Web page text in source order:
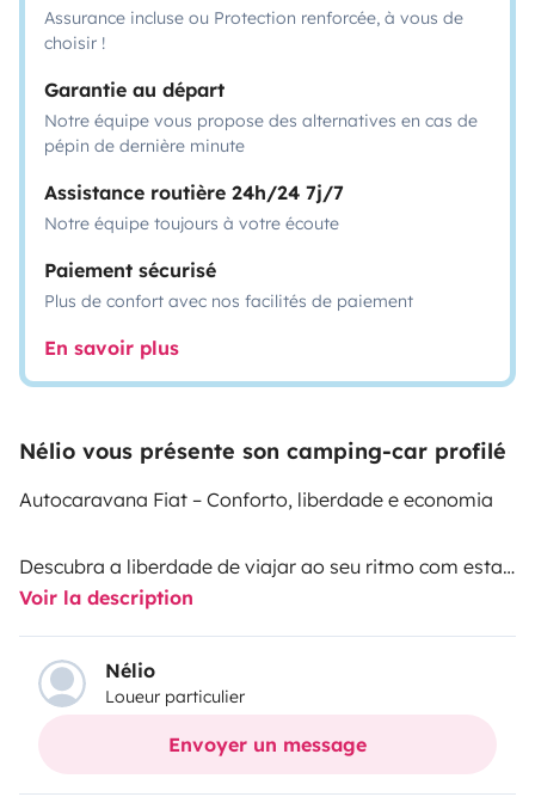
Assurance incluse ou Protection renforcée, à vous de
choisir !
Garantie au départ
Notre équipe vous propose des alternatives en cas de
pépin de dernière minute
Assistance routière 24h/24 7j/7
Notre équipe toujours à votre écoute
Paiement sécurisé
Plus de confort avec nos facilités de paiement
En savoir plus
Nélio vous présente son camping-car profilé
Autocaravana Fiat – Conforto, liberdade e economia
Descubra a liberdade de viajar ao seu ritmo com esta
autocaravana Fiat, equipada com motor económico e
ideal para viagens em família ou com amigos.
Com capacidade para até 6 dormidas, oferece todo o
conforto necessário para uma experiência inesquecível
Voir la description
Nélio
Loueur particulier
Envoyer un message